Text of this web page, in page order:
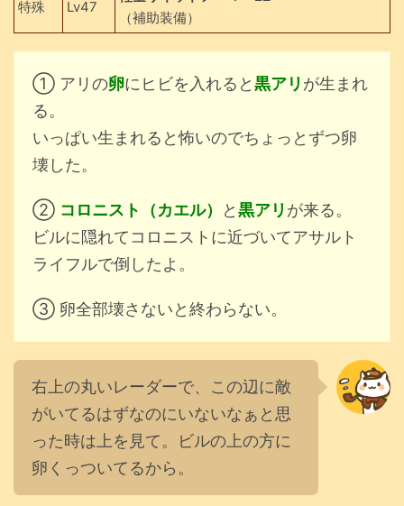
特殊 Lv47
（補助装備）
① アリの卵にヒビを入れると黒アリ が生まれ
る。
いっぱい生まれると怖いのでちょっとずつ卵
壊した。
② コロニスト（カエル） と黒アリ が来る。
ビルに隠れてコロニストに近づいてアサルト
ライフルで倒したよ。
③ 卵全部壊さないと終わらない。
右上の丸いレーダーで、この辺に敵
がいてるはずなのにいないなぁと思
った時は上を見て。ビルの上の方に
卵くっついてるから。